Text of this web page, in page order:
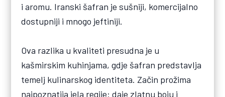
i aromu. Iranski šafran je sušniji, komercijalno
dostupniji i mnogo jeftiniji.
Ova razlika u kvaliteti presudna je u
kašmirskim kuhinjama, gdje šafran predstavlja
temelj kulinarskog identiteta. Začin prožima
najpoznatija jela regije: daje zlatnu boju i